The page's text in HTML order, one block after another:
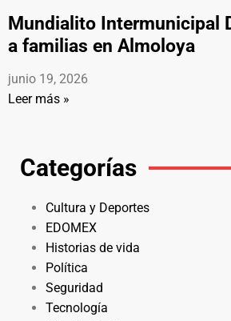
Mundialito Intermunicipal
a familias en Almoloya
junio 19, 2026
Leer más »
Categorías
Cultura y Deportes
EDOMEX
Historias de vida
Política
Seguridad
Tecnología